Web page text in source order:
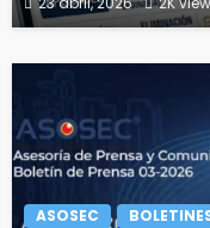
ASOSEC